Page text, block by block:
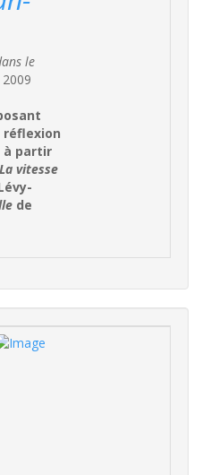
le
à partir
La vitesse
de